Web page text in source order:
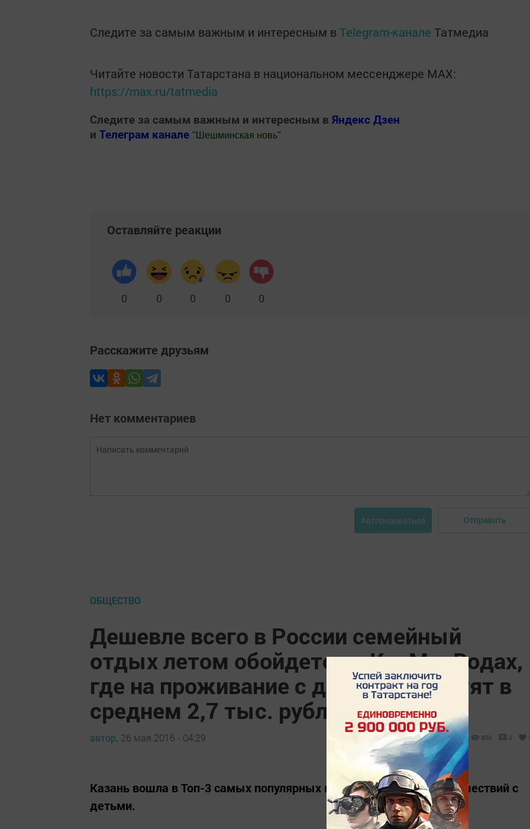
Следите за самым важным и интересным в Telegram-канале Татмедиа
Читайте новости Татарстана в национальном мессенджере MАХ:
https://max.ru/tatmedia
Следите за самым важным и интересным в Яндекс Дзен
и Телеграм канале " Шешминская новь"
Оставляйте реакции
0 0 0 0 0
Расскажите друзьям
Нет комментариев
Авторизоваться Отправить
ОБЩЕСТВО
Дешевле всего в России семейный
отдых летом обойдется в КавМинВодах,
где на проживание с детьми потратят в
среднем 2,7 тыс. рублей в сутки
автор, 26 мая 2016 - 04:29 800 0
Казань вошла в Топ-3 самых популярных городов для летних путешествий с
детьми.